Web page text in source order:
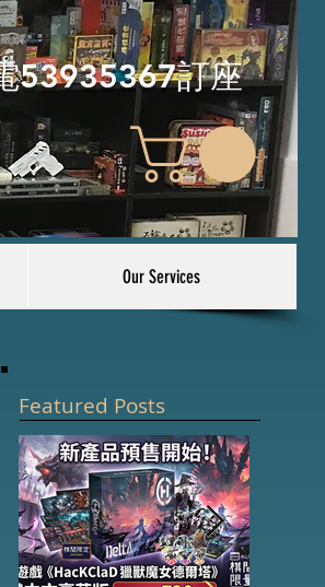
53935367訂座
Our Services
Featured Posts